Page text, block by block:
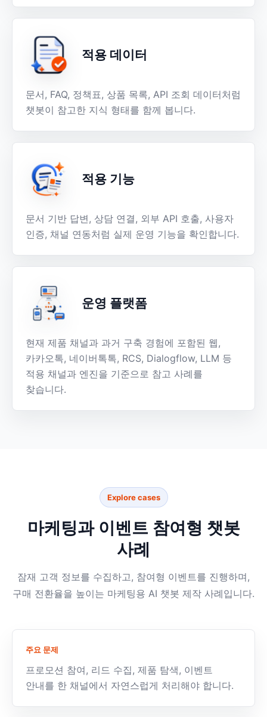
적용 데이터
문서, FAQ, 정책표, 상품 목록, API 조회 데이터처럼
챗봇이 참고한 지식 형태를 함께 봅니다.
적용 기능
문서 기반 답변, 상담 연결, 외부 API 호출, 사용자
인증, 채널 연동처럼 실제 운영 기능을 확인합니다.
운영 플랫폼
현재 제품 채널과 과거 구축 경험에 포함된 웹,
카카오톡, 네이버톡톡, RCS, Dialogflow, LLM 등
적용 채널과 엔진을 기준으로 참고 사례를
찾습니다.
Explore cases
마케팅과 이벤트 참여형 챗봇
사례
잠재 고객 정보를 수집하고, 참여형 이벤트를 진행하며,
구매 전환율을 높이는 마케팅용 AI 챗봇 제작 사례입니다.
주요 문제
프로모션 참여, 리드 수집, 제품 탐색, 이벤트
안내를 한 채널에서 자연스럽게 처리해야 합니다.